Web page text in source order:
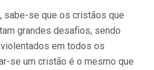
se que os cristãos que
grandes desafios, sendo
em todos os
se um cristão é o mesmo que